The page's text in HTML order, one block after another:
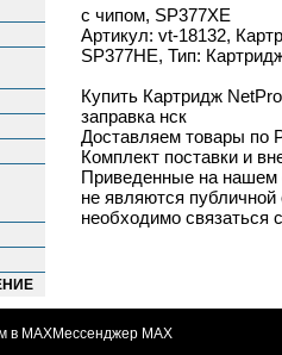
с чипом, SP377XE
Артикул: vt-18132,
SP377HE, Тип:
Купить Картридж
заправка нск
Доставляем товары по
Комплект поставки и
Приведенные на нашем
не являются
необходимо связаться
Мессенджер MAX